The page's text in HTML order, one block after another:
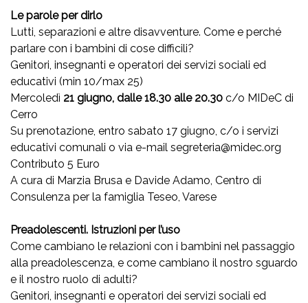
Le parole per dirlo
Lutti, separazioni e altre disavventure. Come e perché
parlare con i bambini di cose difficili?
Genitori, insegnanti e operatori dei servizi sociali ed
educativi (min 10/max 25)
Mercoledì 21 giugno, dalle 18.30 alle 20.30 c/o MIDeC di
Cerro
Su prenotazione, entro sabato 17 giugno, c/o i servizi
educativi comunali o via e-mail segreteria@midec.org
Contributo 5 Euro
A cura di Marzia Brusa e Davide Adamo, Centro di
Consulenza per la famiglia Teseo, Varese
Preadolescenti. Istruzioni per l’uso
Come cambiano le relazioni con i bambini nel passaggio
alla preadolescenza, e come cambiano il nostro sguardo
e il nostro ruolo di adulti?
Genitori, insegnanti e operatori dei servizi sociali ed